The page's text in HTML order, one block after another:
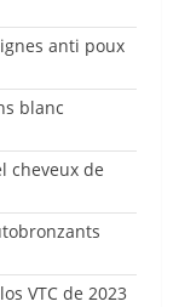
anti poux
blanc
cheveux de
VTC de 2023